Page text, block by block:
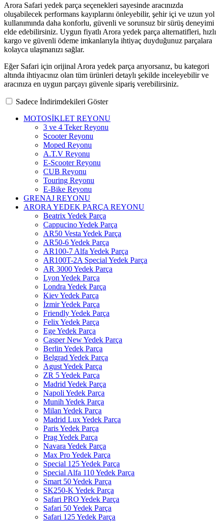
Arora Safari yedek parça seçenekleri sayesinde aracınızda
oluşabilecek performans kayıplarını önleyebilir, şehir içi ve uzun yol
kullanımında daha konforlu, güvenli ve sorunsuz bir sürüş deneyimi
elde edebilirsiniz. Uygun fiyatlı Arora yedek parça alternatifleri, hızlı
kargo ve güvenli ödeme imkanlarıyla ihtiyaç duyduğunuz parçalara
kolayca ulaşmanızı sağlar.
Eğer Safari için orijinal Arora yedek parça arıyorsanız, bu kategori
altında ihtiyacınız olan tüm ürünleri detaylı şekilde inceleyebilir ve
aracınıza en uygun parçayı güvenle sipariş verebilirsiniz.
Sadece İndirimdekileri Göster
MOTOSİKLET REYONU
3 ve 4 Teker Reyonu
Scooter Reyonu
Moped Reyonu
A.T.V Reyonu
E-Scooter Reyonu
CUB Reyonu
Touring Reyonu
E-Bike Reyonu
GRENAJ REYONU
ARORA YEDEK PARÇA REYONU
Beatrix Yedek Parça
Cappucino Yedek Parça
AR50 Vesta Yedek Parça
AR50-6 Yedek Parça
AR100-7 Alfa Yedek Parça
AR100T-2A Special Yedek Parça
AR 3000 Yedek Parça
Lyon Yedek Parça
Londra Yedek Parça
Kiev Yedek Parça
İzmir Yedek Parça
Friendly Yedek Parça
Felix Yedek Parça
Ege Yedek Parça
Casper New Yedek Parça
Berlin Yedek Parça
Belgrad Yedek Parça
Agust Yedek Parça
ZR 5 Yedek Parça
Madrid Yedek Parça
Napoli Yedek Parça
Munih Yedek Parça
Milan Yedek Parça
Madrid Lux Yedek Parça
Paris Yedek Parça
Prag Yedek Parça
Navara Yedek Parça
Max Pro Yedek Parça
Special 125 Yedek Parça
Special Alfa 110 Yedek Parça
Smart 50 Yedek Parça
SK250-K Yedek Parça
Safari PRO Yedek Parça
Safari 50 Yedek Parça
Safari 125 Yedek Parça